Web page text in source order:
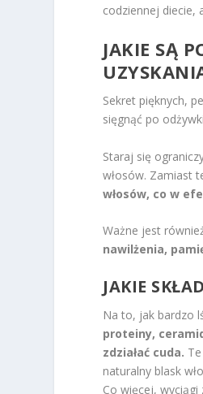
codziennej diecie,
JAKIE SĄ
Sekret pięknych,
sięgnąć po
Staraj się
włosów. Zamiast
włosów, co w
Ważne jest
nawilżenia,
JAKIE
Na to, jak bardzo
proteiny,
zdziałać cuda.
naturalny blask
Co więcej,